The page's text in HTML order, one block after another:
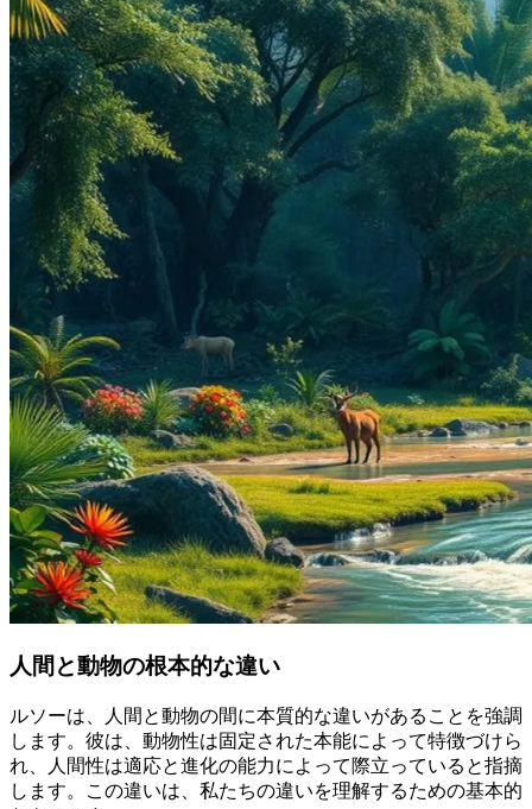
人間と動物の根本的な違い
ルソーは、人間と動物の間に本質的な違いがあることを強調
します。彼は、動物性は固定された本能によって特徴づけら
れ、人間性は適応と進化の能力によって際立っていると指摘
します。この違いは、私たちの違いを理解するための基本的